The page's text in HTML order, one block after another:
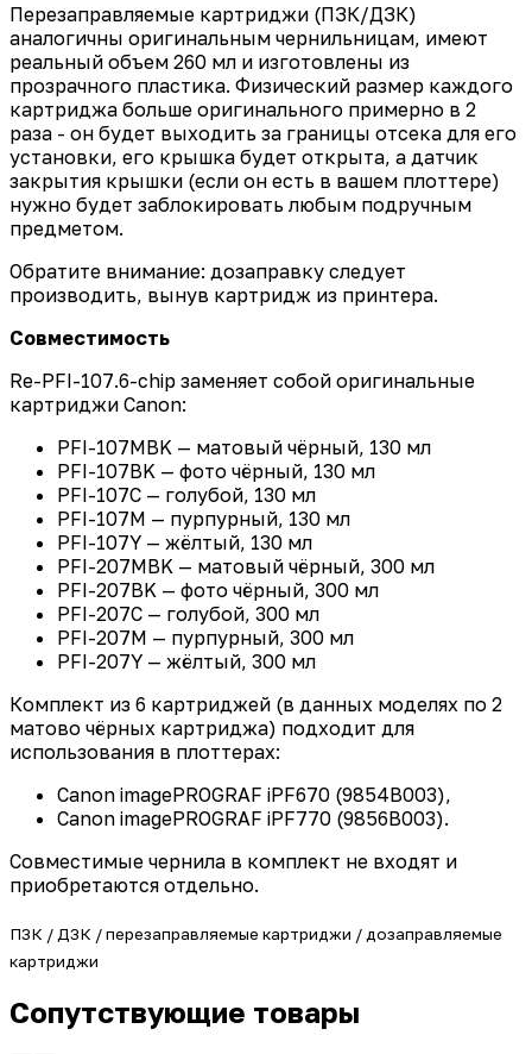
Перезаправляемые картриджи (ПЗК/ДЗК)
аналогичны оригинальным чернильницам, имеют
реальный объем 260 мл и изготовлены из
прозрачного пластика. Физический размер каждого
картриджа больше оригинального примерно в 2
раза - он будет выходить за границы отсека для его
установки, его крышка будет открыта, а датчик
закрытия крышки (если он есть в вашем плоттере)
нужно будет заблокировать любым подручным
предметом.
Обратите внимание: дозаправку следует
производить, вынув картридж из принтера.
Совместимость
Re-PFI-107.6-chip заменяет собой оригинальные
картриджи Canon:
PFI-107MBK — матовый чёрный, 130 мл
PFI-107BK — фото чёрный, 130 мл
PFI-107C — голубой, 130 мл
PFI-107M — пурпурный, 130 мл
PFI-107Y — жёлтый, 130 мл
PFI-207MBK — матовый чёрный, 300 мл
PFI-207BK — фото чёрный, 300 мл
PFI-207C — голубой, 300 мл
PFI-207M — пурпурный, 300 мл
PFI-207Y — жёлтый, 300 мл
Комплект из 6 картриджей (в данных моделях по 2
матово чёрных картриджа) подходит для
использования в плоттерах:
Canon imagePROGRAF iPF670 (9854B003),
Canon imagePROGRAF iPF770 (9856B003).
Совместимые чернила в комплект не входят и
приобретаются отдельно.
ПЗК / ДЗК / перезаправляемые картриджи / дозаправляемые
картриджи
Сопутствующие товары